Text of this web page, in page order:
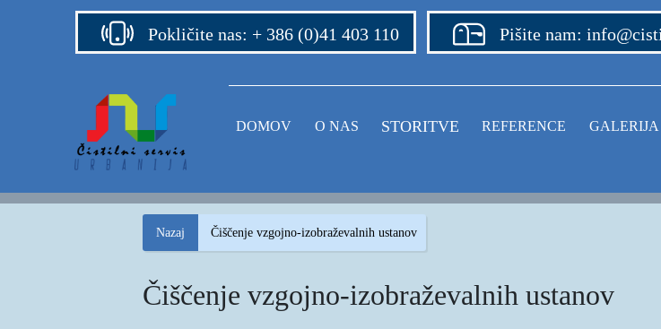
Pokličite nas: + 386 (0)41 403 110 Pišite nam:
DOMOV(current)
O NAS STORITVE REFERENCE GALERIJA
Nazaj Čiščenje vzgojno-izobraževalnih ustanov
Čiščenje vzgojno-izobraževalnih ustanov